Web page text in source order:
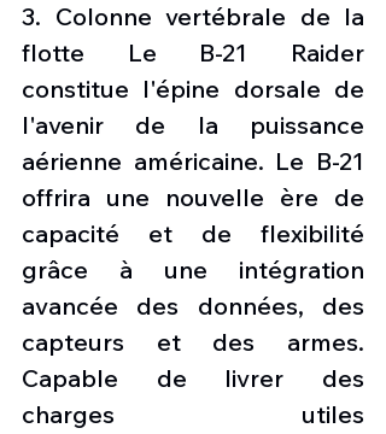
3. Colonne vertébrale de la
flotte Le B-21 Raider
constitue l'épine dorsale de
l'avenir de la puissance
aérienne américaine. Le B-21
offrira une nouvelle ère de
capacité et de flexibilité
grâce à une intégration
avancée des données, des
capteurs et des armes.
Capable de livrer des
charges utiles